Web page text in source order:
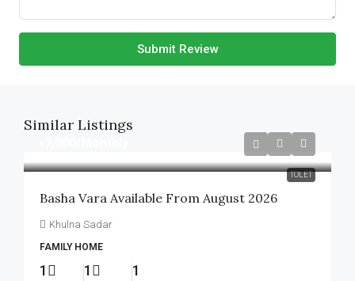
Submit Review
Similar Listings
TOLET
Basha Vara Available From August 2026
Khulna Sadar
FAMILY HOME
1 1 1